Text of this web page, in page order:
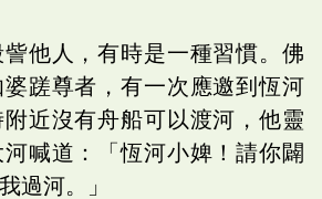
他人，有時是一種習慣。佛
蹉尊者，有一次應邀到恆河
近沒有舟船可以渡河，他靈
喊道：「恆河小婢！請你闢
過河。」